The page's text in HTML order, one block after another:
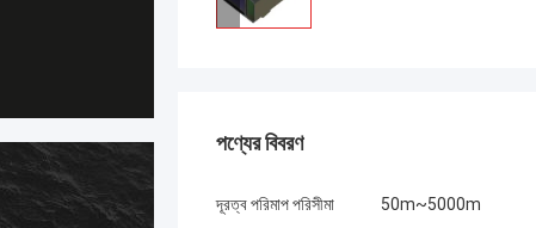
পণ্যের বিবরণ
দূরত্ব পরিমাপ পরিসীমা 50m~5000m